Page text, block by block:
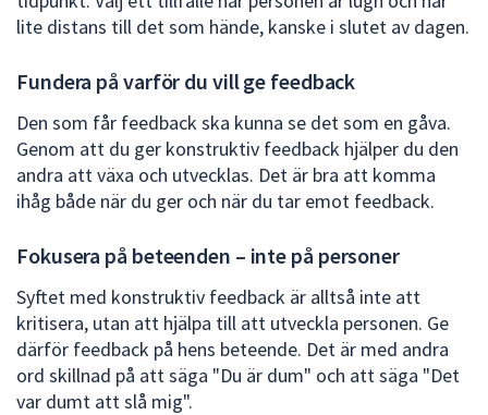
lite distans till det som hände, kanske i slutet av dagen.
Fundera på varför du vill ge feedback
Den som får feedback ska kunna se det som en gåva.
Genom att du ger konstruktiv feedback hjälper du den
andra att växa och utvecklas. Det är bra att komma
ihåg både när du ger och när du tar emot feedback.
Fokusera på beteenden – inte på personer
Syftet med konstruktiv feedback är alltså inte att
kritisera, utan att hjälpa till att utveckla personen. Ge
därför feedback på hens beteende. Det är med andra
ord skillnad på att säga "Du är dum" och att säga "Det
var dumt att slå mig".